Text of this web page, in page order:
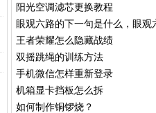
阳光空调滤芯更换教程
眼观六路的下一句是什么，眼观
王者荣耀怎么隐藏战绩
双摇跳绳的训练方法
手机微信怎样重新登录
机箱显卡挡板怎么拆
如何制作铜锣烧？